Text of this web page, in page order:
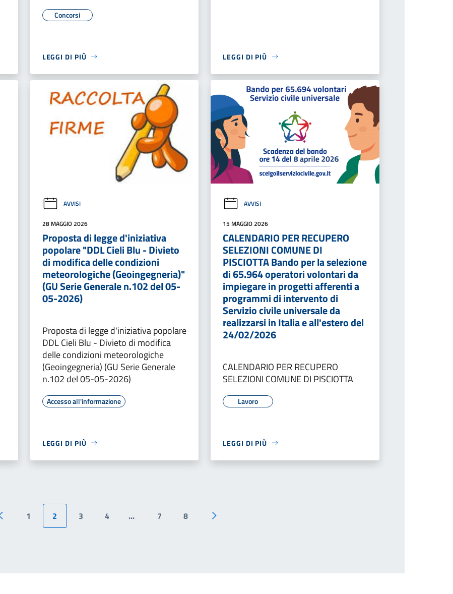
Concorsi
LEGGI DI PIÙ LEGGI DI PIÙ
AVVISI
28 MAGGIO 2026
Proposta di legge d'iniziativa
popolare "DDL Cieli Blu - Divieto
di modifica delle condizioni
meteorologiche (Geoingegneria)"
(GU Serie Generale n.102 del 05-
05-2026)
Proposta di legge d'iniziativa popolare
DDL Cieli Blu - Divieto di modifica
delle condizioni meteorologiche
(Geoingegneria) (GU Serie Generale
n.102 del 05-05-2026)
Accesso all'informazione
LEGGI DI PIÙ
AVVISI
15 MAGGIO 2026
CALENDARIO PER RECUPERO
SELEZIONI COMUNE DI
PISCIOTTA Bando per la selezione
di 65.964 operatori volontari da
impiegare in progetti afferenti a
programmi di intervento di
Servizio civile universale da
realizzarsi in Italia e all'estero del
24/02/2026
CALENDARIO PER RECUPERO
SELEZIONI COMUNE DI PISCIOTTA
Lavoro
LEGGI DI PIÙ
Pagina precedente
1 2 3 4 ... 7 8
Pagina successiva